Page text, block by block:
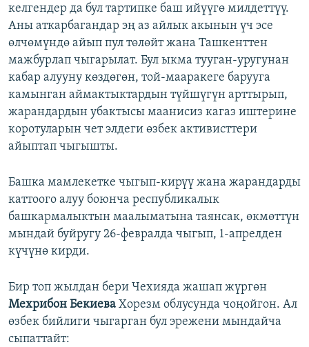
келгендер да бул тартипке баш ийүүгө милдеттүү.
Аны аткарбагандар эң аз айлык акынын үч эсе
өлчөмүндө айып пул төлөйт жана Ташкенттен
мажбурлап чыгарылат. Бул ыкма тууган-уругунан
кабар алууну көздөгөн, той-мааракеге барууга
камынган аймактыктардын түйшүгүн арттырып,
жарандардын убактысы маанисиз кагаз иштерине
коротуларын чет элдеги өзбек активисттери
айыптап чыгышты.
Башка мамлекетке чыгып-кирүү жана жарандарды
каттоого алуу боюнча республикалык
башкармалыктын маалыматына таянсак, өкмөттүн
мындай буйругу 26-февралда чыгып, 1-апрелден
күчүнө кирди.
Бир топ жылдан бери Чехияда жашап жүргөн
Мехрибон Бекиева Хорезм облусунда чоңойгон. Ал
өзбек бийлиги чыгарган бул эрежени мындайча
сыпаттайт: